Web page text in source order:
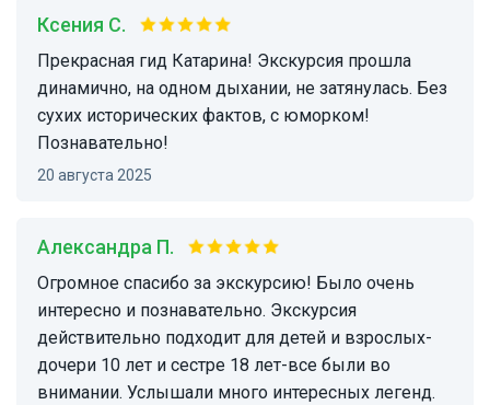
Ксения С.
Прекрасная гид Катарина! Экскурсия прошла
динамично, на одном дыхании, не затянулась. Без
сухих исторических фактов, с юморком!
Познавательно!
20 августа 2025
Александра П.
Огромное спасибо за экскурсию! Было очень
интересно и познавательно. Экскурсия
действительно подходит для детей и взрослых-
дочери 10 лет и сестре 18 лет-все были во
внимании. Услышали много интересных легенд.